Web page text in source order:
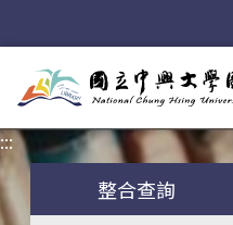
:::
整合查詢